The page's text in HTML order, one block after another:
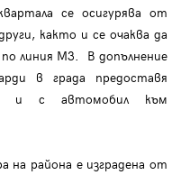
се осигурява от
както и се очаква да
линия М3. В допълнение
в града предоставя
и с автомобил към
на района е изградена от